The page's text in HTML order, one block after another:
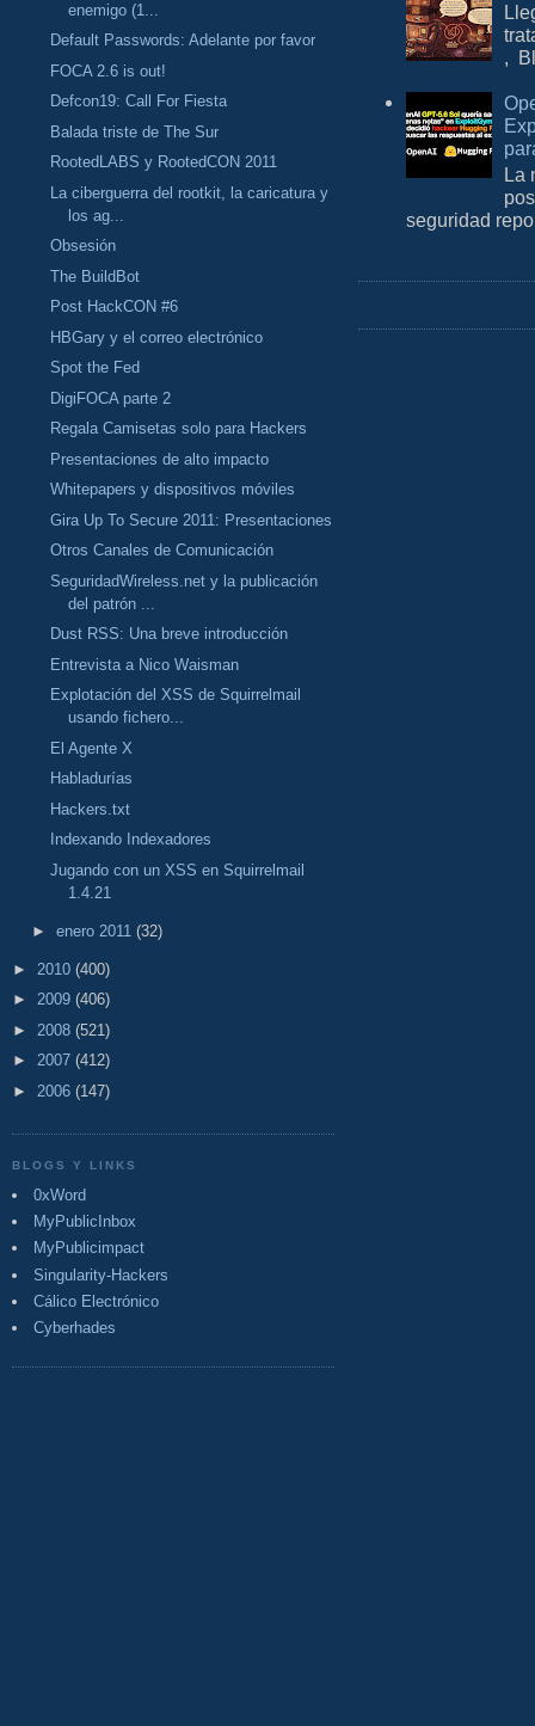
enemigo (1...
Default Passwords: Adelante por favor
FOCA 2.6 is out!
Defcon19: Call For Fiesta
Balada triste de The Sur
RootedLABS y RootedCON 2011
La ciberguerra del rootkit, la caricatura y
los ag...
Obsesión
The BuildBot
Post HackCON #6
HBGary y el correo electrónico
Spot the Fed
DigiFOCA parte 2
Regala Camisetas solo para Hackers
Presentaciones de alto impacto
Whitepapers y dispositivos móviles
Gira Up To Secure 2011: Presentaciones
Otros Canales de Comunicación
SeguridadWireless.net y la publicación
del patrón ...
Dust RSS: Una breve introducción
Entrevista a Nico Waisman
Explotación del XSS de Squirrelmail
usando fichero...
El Agente X
Habladurías
Hackers.txt
Indexando Indexadores
Jugando con un XSS en Squirrelmail
1.4.21
► enero 2011 (32)
► 2010 (400)
► 2009 (406)
► 2008 (521)
► 2007 (412)
► 2006 (147)
BLOGS Y LINKS
0xWord
MyPublicInbox
MyPublicimpact
Singularity-Hackers
Cálico Electrónico
Cyberhades
,
La
seguridad